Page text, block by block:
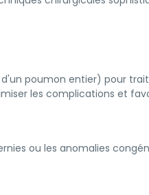
poumon entier) pour
les complications et
ou les anomalies